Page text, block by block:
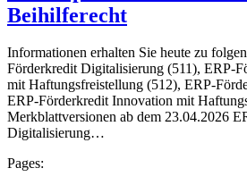
Beihilferecht
Informationen erhalten Sie heute zu
Förderkredit Digitalisierung (511), ERP-
mit Haftungsfreistellung (512), ERP-
ERP-Förderkredit Innovation mit
Merkblattversionen ab dem 23.04.2026
Digitalisierung…
Pages: